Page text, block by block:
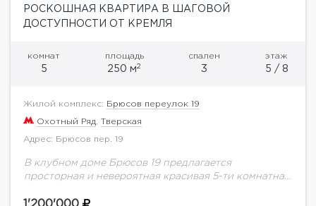
РОСКОШНАЯ КВАРТИРА В ШАГОВОЙ
ДОСТУПНОСТИ ОТ КРЕМЛЯ
комнат
5
площадь
250 м2
спален
3
этаж
5 / 8
Жилой комплекс: Брюсов переулок 19
Охотный Ряд Тверская
Адрес: Брюсов пер. 19
В клубном доме Брюсов 19 предлагается
просторная и невероятная красивая 5-ти комнатная
качественный ремонт по индивидуальному проекту